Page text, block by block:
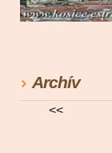
Archív
<<